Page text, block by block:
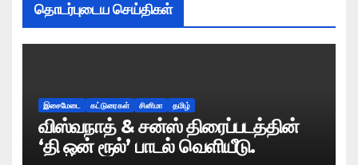
தொடர்புடைய செய்திகள்
இசைமேடை கட்டுரைகள் சினிமா தமிழ்
விஸ்வநாத் & சன்ஸ் திரைப்படத்தின்
‘தி ஒன் ரூல்’ பாடல் வெளியீடு.